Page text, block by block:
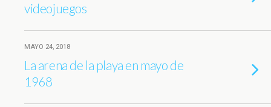
videojuegos
MAYO 24, 2018
La arena de la playa en mayo de
1968